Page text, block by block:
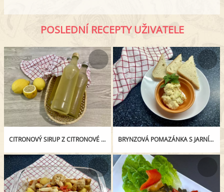
POSLEDNÍ RECEPTY UŽIVATELE
CITRONOVÝ SIRUP Z CITRONOVÉ ŠŤÁVY BRYNZOVÁ POMAZÁNKA S JARNÍ CIBULKOU